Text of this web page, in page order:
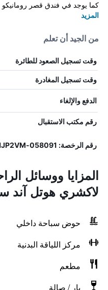
كما يوجد في فندق قصر
المزيد
من الجيد أن تعلم
وقت تسجيل الصعود للطائرة
وقت تسجيل المغادرة
الدفع والإلغاء
رقم مكتب الاستقبال
رقم الرخصة: 058091-ALB-00349, IT058091A17WIJP2VM
المزايا ووسائل
لاكشري هوتل آند
حوض سباحة داخلي
مركز اللياقة البدنية
مطعم
بار / صالة